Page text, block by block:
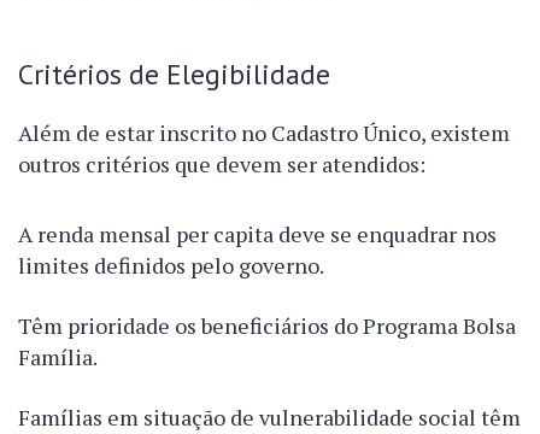
Critérios de Elegibilidade
Além de estar inscrito no Cadastro Único, existem
outros critérios que devem ser atendidos:
A renda mensal per capita deve se enquadrar nos
limites definidos pelo governo.
Têm prioridade os beneficiários do Programa Bolsa
Família.
Famílias em situação de vulnerabilidade social têm